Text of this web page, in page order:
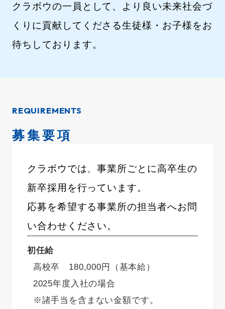
クラボウの一員として、より良い未来社会づ
くりに貢献してくださる生徒様・お子様をお
待ちしております。
REQUIREMENTS
募集要項
クラボウでは、事業所ごとに高卒生の
新卒採用を行っています。
応募を希望する事業所の担当者へお問
い合わせください。
初任給
高校卒 180,000円（基本給）
2025年度入社の場合
※諸手当を含まない金額です。